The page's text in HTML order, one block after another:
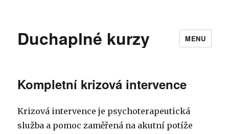
Duchaplné kurzy MENU
Kompletní krizová intervence
Krizová intervence je psychoterapeutická
služba a pomoc zaměřená na akutní potíže